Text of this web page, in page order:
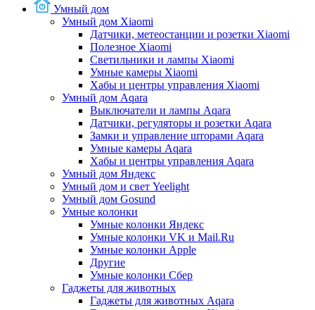
Умный дом
Умный дом Xiaomi
Датчики, метеостанции и розетки Xiaomi
Полезное Xiaomi
Светильники и лампы Xiaomi
Умные камеры Xiaomi
Хабы и центры управления Xiaomi
Умный дом Aqara
Выключатели и лампы Aqara
Датчики, регуляторы и розетки Aqara
Замки и управление шторами Aqara
Умные камеры Aqara
Хабы и центры управления Aqara
Умный дом Яндекс
Умный дом и свет Yeelight
Умный дом Gosund
Умные колонки
Умные колонки Яндекс
Умные колонки VK и Mail.Ru
Умные колонки Apple
Другие
Умные колонки Сбер
Гаджеты для животных
Гаджеты для животных Aqara